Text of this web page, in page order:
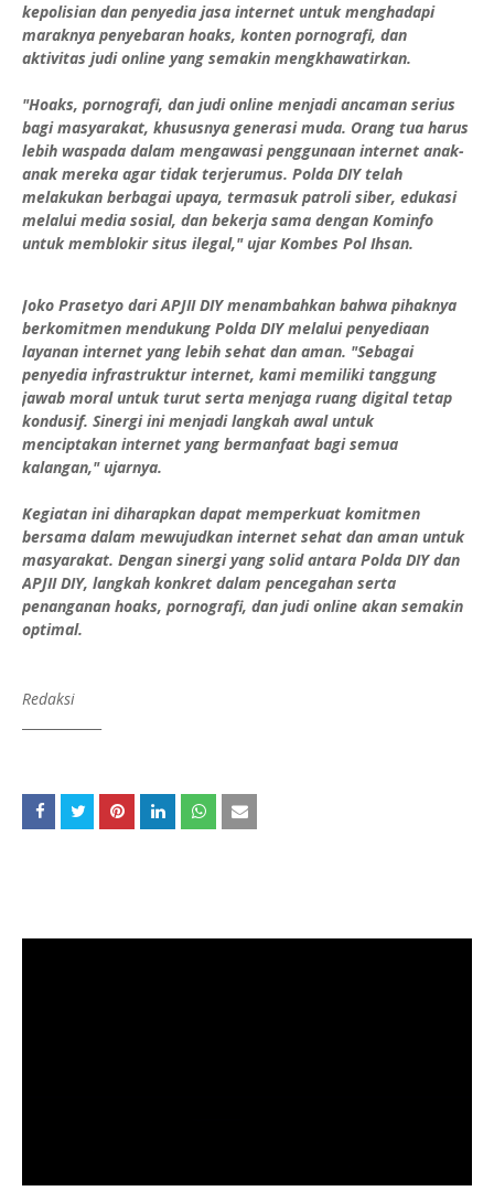
kepolisian dan penyedia jasa internet untuk menghadapi
maraknya penyebaran hoaks, konten pornografi, dan
aktivitas judi online yang semakin mengkhawatirkan.
"Hoaks, pornografi, dan judi online menjadi ancaman serius
bagi masyarakat, khususnya generasi muda. Orang tua harus
lebih waspada dalam mengawasi penggunaan internet anak-
anak mereka agar tidak terjerumus. Polda DIY telah
melakukan berbagai upaya, termasuk patroli siber, edukasi
melalui media sosial, dan bekerja sama dengan Kominfo
untuk memblokir situs ilegal," ujar Kombes Pol Ihsan.
Joko Prasetyo dari APJII DIY menambahkan bahwa pihaknya
berkomitmen mendukung Polda DIY melalui penyediaan
layanan internet yang lebih sehat dan aman. "Sebagai
penyedia infrastruktur internet, kami memiliki tanggung
jawab moral untuk turut serta menjaga ruang digital tetap
kondusif. Sinergi ini menjadi langkah awal untuk
menciptakan internet yang bermanfaat bagi semua
kalangan," ujarnya.
Kegiatan ini diharapkan dapat memperkuat komitmen
bersama dalam mewujudkan internet sehat dan aman untuk
masyarakat. Dengan sinergi yang solid antara Polda DIY dan
APJII DIY, langkah konkret dalam pencegahan serta
penanganan hoaks, pornografi, dan judi online akan semakin
optimal.
Redaksi